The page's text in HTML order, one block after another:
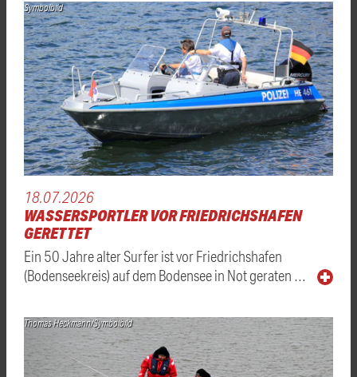
Symbolbild
18.07.2026
WASSERSPORTLER VOR FRIEDRICHSHAFEN
GERETTET
Ein 50 Jahre alter Surfer ist vor Friedrichshafen
(Bodenseekreis) auf dem Bodensee in Not geraten …
Thomas Heckmann/Symbolbild